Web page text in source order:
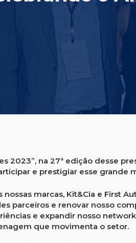
2023”, na 27ª edição desse
e prestigiar esse
nossas marcas, Kit&Cia e First
parceiros e renovar nosso
e expandir nosso
que movimenta o setor.